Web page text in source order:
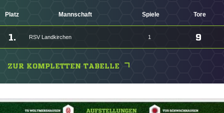
Platz Mannschaft Spiele Tore
1. RSV Landkirchen 1 9
ZUR KOMPLETTEN TABELLE